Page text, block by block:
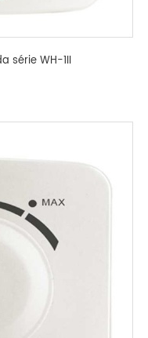
série WH-1II